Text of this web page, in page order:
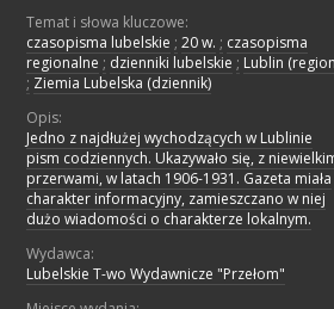
Temat i słowa kluczowe:
czasopisma lubelskie ; 20 w. ; czasopisma
regionalne ; dzienniki lubelskie ; Lublin
; Ziemia Lubelska (dziennik)
Opis:
Jedno z najdłużej wychodzących w Lublinie
pism codziennych. Ukazywało się, z
przerwami, w latach 1906-1931. Gazeta miała
charakter informacyjny, zamieszczano w niej
dużo wiadomości o charakterze lokalnym.
Wydawca:
Lubelskie T-wo Wydawnicze "Przełom"